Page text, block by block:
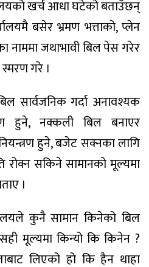
खर्च आधा घटेको बताउँछन्
बसेर भ्रमण भत्ताको, प्लेन
नाममा जथाभावी बिल पेस गरेर
गरे ।
सार्वजनिक गर्दा अनावश्यक
हुने, नक्कली बिल बनाएर
नियन्त्रण हुने, बजेट सक्नका लागि
रोक्न सकिने सामानको मूल्यमा
।
कुनै सामान किनेको बिल
मूल्यमा किन्यो कि किनेन ?
लिएको हो कि हैन थाहा